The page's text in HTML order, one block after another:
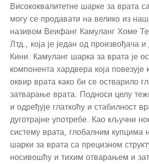
Висококвалитетне шарке за врата
могу се продавати на велико из
називом Веифанг Камуланг Хоме
Лтд., која је један од произвођача
Кини. Камуланг шарка за врата је
компонента хардвера која повезује
оквир врата како би се остварило
затварање врата. Подноси целу
и одређује глаткоћу и стабилност
дуготрајне употребе. Као кључни
систему врата, глобалним купцима
шарки за врата са прецизном
носивошћу и тихим отварањем и